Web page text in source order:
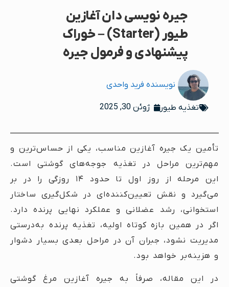
جیره نویسی دان آغازین
طیور (Starter) – خوراک
پیشنهادی و فرمول جیره
نویسنده فرید واحدی
تغذیه طیور ژوئن 30, 2025
تأمین یک جیره آغازین مناسب، یکی از حساس‌ترین و
مهم‌ترین مراحل در تغذیه جوجه‌های گوشتی است.
این مرحله از روز اول تا حدود ۱۴ روزگی را در بر
می‌گیرد و نقش تعیین‌کننده‌ای در شکل‌گیری ساختار
استخوانی، رشد عضلانی و عملکرد نهایی پرنده دارد.
اگر در همین بازه کوتاه اولیه، تغذیه پرنده به‌درستی
مدیریت نشود، جبران آن در مراحل بعدی بسیار دشوار
و هزینه‌بر خواهد بود.
در این مقاله، صرفاً به جیره آغازین مرغ گوشتی